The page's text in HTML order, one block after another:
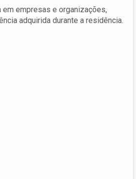
em empresas e organizações,
adquirida durante a residência.